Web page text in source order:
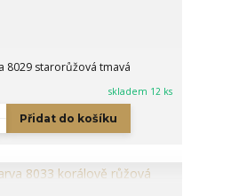
8029 starorůžová tmavá
skladem 12 ks
Přidat do košíku